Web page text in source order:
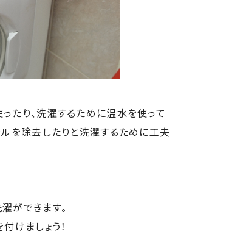
たり、洗濯するために温水を使って
ルを除去したりと洗濯するために工夫
ができます。
けましょう！